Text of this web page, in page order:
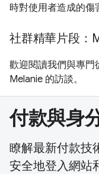
時對使用者造成的傷
社群精華片段：
歡迎閱讀我們與專門
Melanie 的訪談。
付款與身
瞭解最新付款技
安全地登入網站